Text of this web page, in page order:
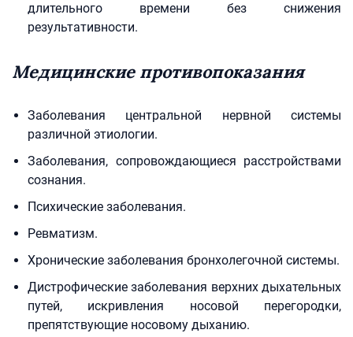
длительного времени без снижения
результативности.
Медицинские противопоказания
Заболевания центральной нервной системы
различной этиологии.
Заболевания, сопровождающиеся расстройствами
сознания.
Психические заболевания.
Ревматизм.
Хронические заболевания бронхолегочной системы.
Дистрофические заболевания верхних дыхательных
путей, искривления носовой перегородки,
препятствующие носовому дыханию.